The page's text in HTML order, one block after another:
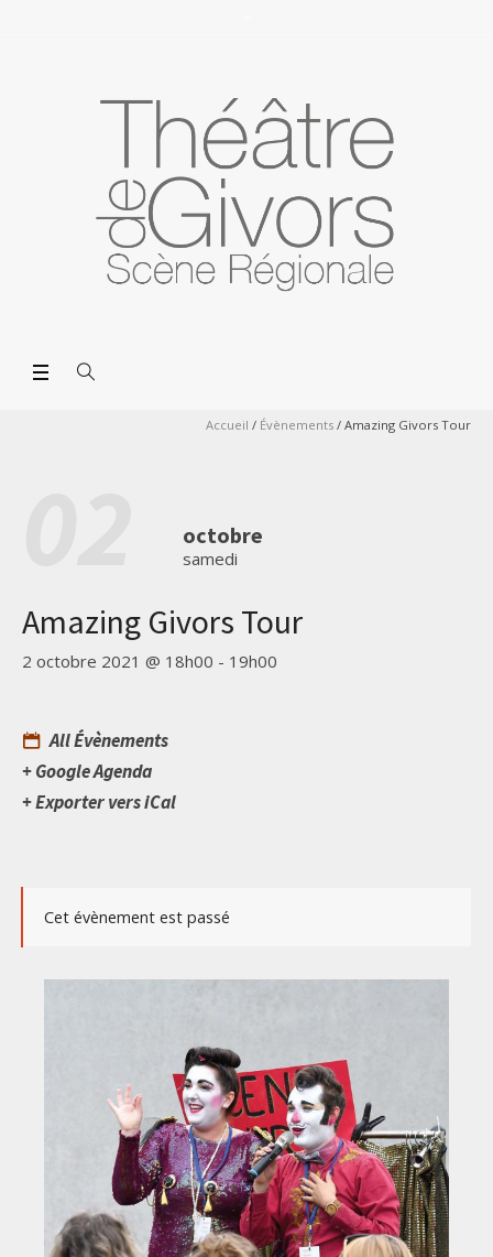
Accueil / Évènements / Amazing Givors Tour
octobre
samedi
Amazing Givors Tour
2 octobre 2021 @ 18h00 - 19h00
All Évènements
+ Google Agenda
+ Exporter vers iCal
Cet évènement est passé